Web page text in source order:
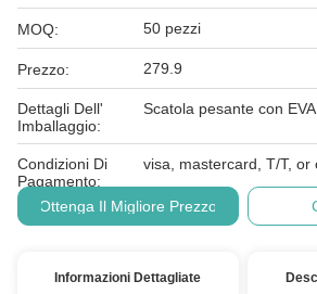
MOQ: 50 pezzi
Prezzo: 279.9
Dettagli Dell'
Imballaggio:
Scatola pesante con EVA
Condizioni Di
Pagamento:
visa, mastercard, T/T, or
Ottenga Il Migliore Prezzo
Informazioni Dettagliate